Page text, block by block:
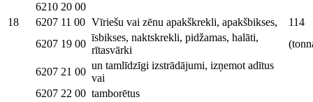
6210 20 00
18
6207 11 00 Vīriešu vai zēnu apakškrekli, apakšbikses,
114
6207 19 00
īsbikses, naktskrekli, pidžamas, halāti,
rītasvārki
6207 21 00
un tamlīdzīgi izstrādājumi, izņemot adītus
vai
6207 22 00 tamborētus